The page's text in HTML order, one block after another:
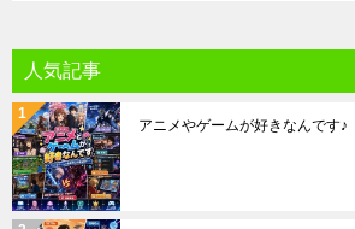
人気記事
アニメやゲームが好きなんです♪